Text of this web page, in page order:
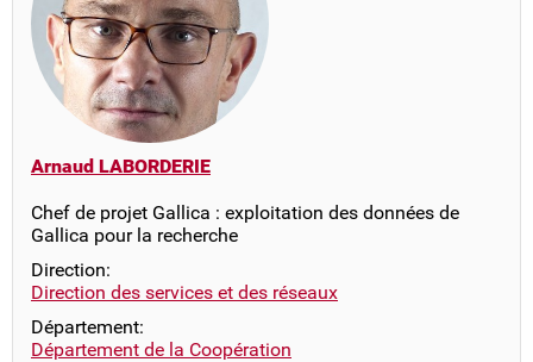
Arnaud LABORDERIE
Chef de projet Gallica : exploitation des données de
Gallica pour la recherche
Direction:
Direction des services et des réseaux
Département:
Département de la Coopération